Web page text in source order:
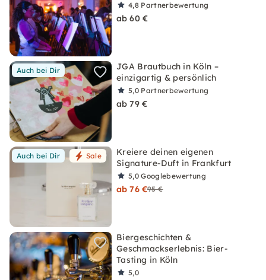
4,8 Partnerbewertung
ab 60 €
Auch bei Dir
JGA Brautbuch in Köln –
einzigartig & persönlich
5,0 Partnerbewertung
ab 79 €
Auch bei Dir Sale
Kreiere deinen eigenen
Signature-Duft in Frankfurt
5,0Googlebewertung
ab 76 €95 €
Biergeschichten &
Geschmackserlebnis: Bier-
Tasting in Köln
5,0